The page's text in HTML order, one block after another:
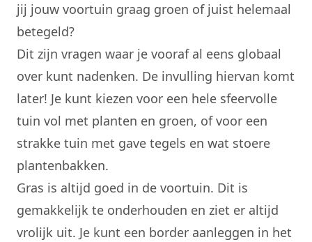
jij jouw voortuin graag groen of juist helemaal
betegeld?
Dit zijn vragen waar je vooraf al eens globaal
over kunt nadenken. De invulling hiervan komt
later! Je kunt kiezen voor een hele sfeervolle
tuin vol met planten en groen, of voor een
strakke tuin met gave tegels en wat stoere
plantenbakken.
Gras is altijd goed in de voortuin. Dit is
gemakkelijk te onderhouden en ziet er altijd
vrolijk uit. Je kunt een border aanleggen in het